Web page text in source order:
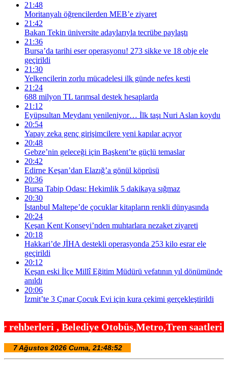
21:48
Moritanyalı öğrencilerden MEB’e ziyaret
21:42
Bakan Tekin üniversite adaylarıyla tecrübe paylaştı
21:36
Bursa’da tarihi eser operasyonu! 273 sikke ve 18 obje ele
geçirildi
21:30
Yelkencilerin zorlu mücadelesi ilk günde nefes kesti
21:24
688 milyon TL tarımsal destek hesaplarda
21:12
Eyüpsultan Meydanı yenileniyor… İlk taşı Nuri Aslan koydu
20:54
Yapay zeka genç girişimcilere yeni kapılar açıyor
20:48
Gebze’nin geleceği için Başkent’te güçlü temaslar
20:42
Edirne Keşan’dan Elazığ’a gönül köprüsü
20:36
Bursa Tabip Odası: Hekimlik 5 dakikaya sığmaz
20:30
İstanbul Maltepe’de çocuklar kitapların renkli dünyasında
20:24
Keşan Kent Konseyi’nden muhtarlara nezaket ziyareti
20:18
Hakkari’de JİHA destekli operasyonda 253 kilo esrar ele
geçirildi
20:12
Keşan eski İlçe Millî Eğitim Müdürü vefatının yıl dönümünde
anıldı
20:06
İzmit’te 3 Çınar Çocuk Evi için kura çekimi gerçekleştirildi
Belediye Otobüs,Metro,Tren saatleri